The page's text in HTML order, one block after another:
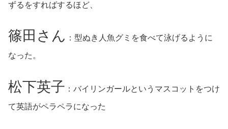
ずるをすればするほど、
篠田さん ：型ぬき人魚グミを食べて泳げるように
なった。
松下英子 ：バイリンガールというマスコットをつけ
て英語がペラペラになった